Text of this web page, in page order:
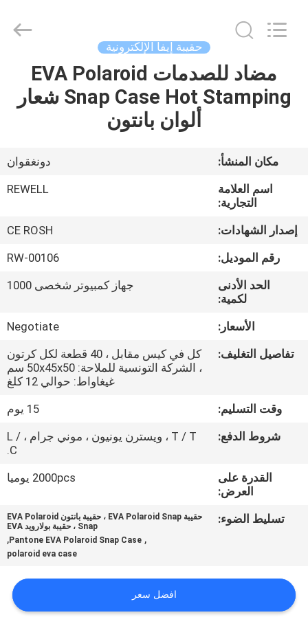
الصفحة
الرئيسية
معلومات
جولة
مراقبة
الجودة
خريطة
الموقع
PRIVACY
POLICY
Reserved.
Developed
حقيبة إيفا الإلكترونية
مضاد للصدمات EVA Polaroid
Snap Case Hot Stamping شعار
ألوان بانتون
مكان المنشأ:
دونغقوان
اسم العلامة
التجارية:
REWELL
إصدار الشهادات:
CE ROSH
رقم الموديل:
RW-00106
الحد الأدنى
لكمية:
جهاز كمبيوتر شخصى 1000
الأسعار:
Negotiate
تفاصيل التغليف:
كل في كيس مقابل ، 40 قطعة لكل كرتون
، الشركة التونسية للملاحة: 50x45x50 سم
غيغاواط: حوالي 12 كلغ
وقت التسليم:
15 يوم
شروط الدفع:
T / T ، ويسترن يونيون ، موني جرام ، L /
C.
القدرة على
العرض:
2000pcs يوميا
تسليط الضوء:
حقيبة EVA Polaroid Snap ، حقيبة بانتون EVA Polaroid
Snap ، حقيبة بولارويد EVA
,
Pantone EVA Polaroid Snap Case
,
polaroid eva case
افضل سعر